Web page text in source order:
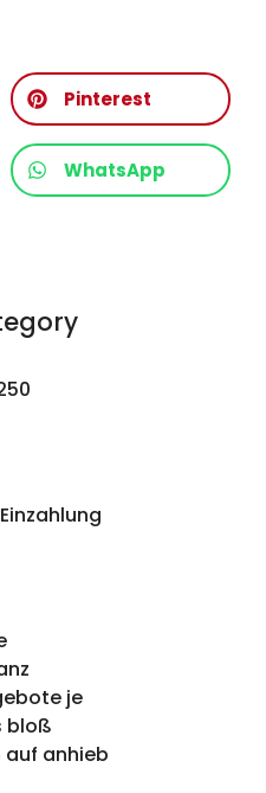
Pinterest
WhatsApp
je
bloß
auf anhieb